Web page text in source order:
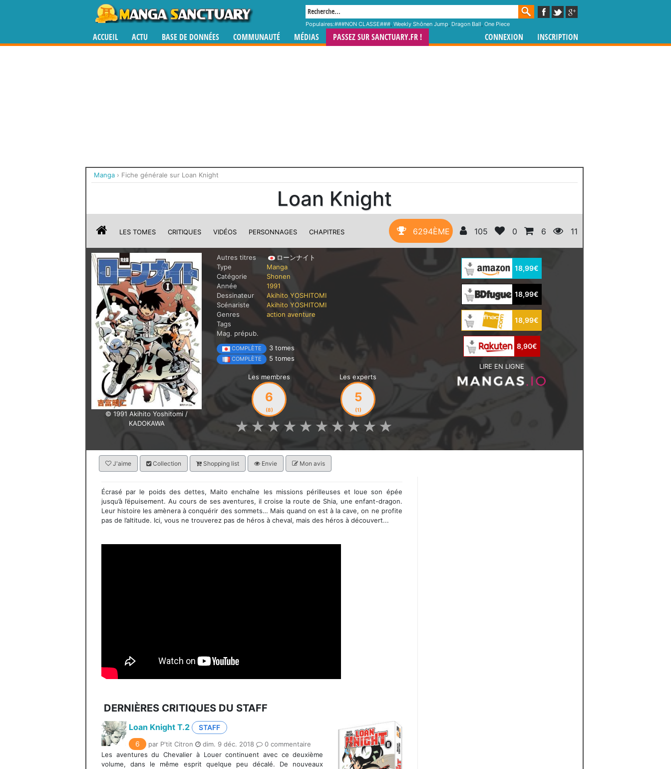
Populaires:###NON CLASSE###, Weekly Shônen Jump, Dragon Ball, One Piece
ACCUEIL ACTU BASE DE DONNÉES COMMUNAUTÉ MÉDIAS PASSEZ SUR SANCTUARY.FR ! CONNEXION INSCRIPTION
Manga › Fiche générale sur Loan Knight
Loan Knight
LES TOMES CRITIQUES VIDÉOS PERSONNAGES CHAPITRES 6294ÈME 105 0 6 11
© 1991 Akihito Yoshitomi /
KADOKAWA
Autres titres
ローンナイト
Type
Manga
Catégorie
Shonen
Année
1991
Dessinateur
Akihito YOSHITOMI
Scénariste
Akihito YOSHITOMI
Genres
action aventure
Tags
Mag. prépub.
COMPLÈTE 3 tomes
COMPLÈTE 5 tomes
Les membres
6
(8)
Les experts
5
(1)
★
★
★
★
★
★
★
★
★
★
18,99€
18,99€
18,99€
8,90€
LIRE EN LIGNE
J'aime Collection Shopping list Envie Mon avis
Écrasé par le poids des dettes, Maito enchaîne les missions périlleuses et loue son épée
jusqu’à l’épuisement. Au cours de ses aventures, il croise la route de Shia, une enfant-dragon.
Leur histoire les amènera à conquérir des sommets… Mais quand on est à la cave, on ne profite
pas de l’altitude. Ici, vous ne trouverez pas de héros à cheval, mais des héros à découvert...
DERNIÈRES CRITIQUES DU STAFF
Loan Knight T.2
STAFF
6
par P'tit Citron dim. 9 déc. 2018
0 commentaire
Les aventures du Chevalier à Louer continuent avec ce deuxième
volume, dans le même esprit quelque peu décalé. De nouveaux